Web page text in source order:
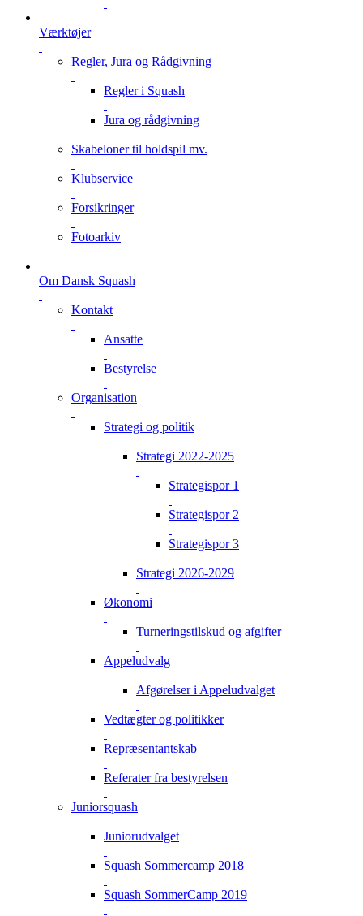
Værktøjer
Regler, Jura og Rådgivning
Regler i Squash
Jura og rådgivning
Skabeloner til holdspil mv.
Klubservice
Forsikringer
Fotoarkiv
Om Dansk Squash
Kontakt
Ansatte
Bestyrelse
Organisation
Strategi og politik
Strategi 2022-2025
Strategispor 1
Strategispor 2
Strategispor 3
Strategi 2026-2029
Økonomi
Turneringstilskud og afgifter
Appeludvalg
Afgørelser i Appeludvalget
Vedtægter og politikker
Repræsentantskab
Referater fra bestyrelsen
Juniorsquash
Juniorudvalget
Squash Sommercamp 2018
Squash SommerCamp 2019